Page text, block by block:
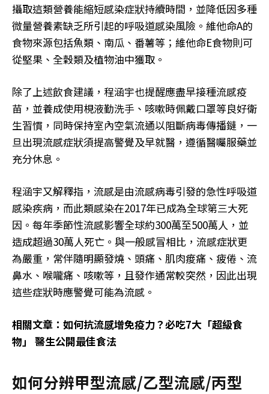
攝取這類營養能縮短感染症狀持續時間，並降低因多種
微量營養素缺乏所引起的呼吸道感染風險。維他命A的
食物來源包括魚類、南瓜、番薯等；維他命E食物則可
從堅果、全穀類及植物油中獲取。
除了上述飲食建議，程涵宇也提醒應盡早接種流感疫
苗，並養成使用梘液勤洗手、咳嗽時佩戴口罩等良好衛
生習慣，同時保持室內空氣流通以阻斷病毒傳播鏈，一
旦出現流感症狀須提高警覺及早就醫，遵循醫囑服藥並
充分休息。
程涵宇又解釋指，流感是由流感病毒引發的急性呼吸道
感染疾病，而此類感染在2017年已成為全球第三大死
因。每年季節性流感影響全球約300萬至500萬人，並
造成超過30萬人死亡。與一般感冒相比，流感症狀更
為嚴重，常伴隨明顯發燒、頭痛、肌肉痠痛、疲倦、流
鼻水、喉嚨痛、咳嗽等，且發作通常較突然，因此出現
這些症狀時應警覺可能為流感。
相關文章：如何抗流感增免疫力？必吃7大「超級食
物」 醫生公開最佳食法
如何分辨甲型流感/乙型流感/丙型